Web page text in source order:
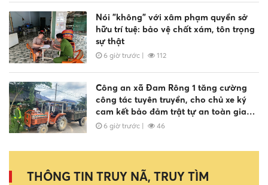
Nói "không" với xâm phạm quyền sở
hữu trí tuệ: bảo vệ chất xám, tôn trọng
sự thật
6 giờ trước | 112
Công an xã Đam Rông 1 tăng cường
công tác tuyên truyền, cho chủ xe ký
cam kết bảo đảm trật tự an toàn giao
thông
6 giờ trước | 46
THÔNG TIN TRUY NÃ, TRUY TÌM